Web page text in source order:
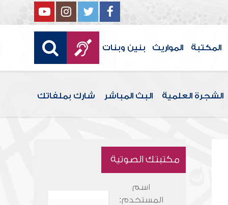
المكتبة المواريث بنين وبنات
الشجرة العلمية البث المباشر شارك بملفاتك
مكتبتك الصوتية
اسم
المستخدم: